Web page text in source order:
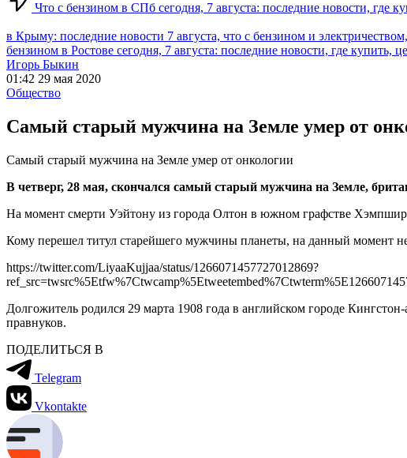
Что с бензином в СПб сегодня, 7 августа: последние новости, где
в Крыму: последние новости 7 августа, что с бензином и
бензином в Ростове сегодня, 7 августа: последние новости, где купить,
Игорь Быкин
01:42 29 мая 2020
Общество
Самый старый мужчина на Земле умер от
Самый старый мужчина на Земле умер от онкологии
В четверг, 28 мая, скончался самый старый мужчина на Земле,
На момент смерти Уэйтону из города Олтон в южном графстве
Кому перешел титул старейшего мужчины планеты, на данный момент не
https://twitter.com/LiyaaKujjaa/status/1266071457727012869?
Долгожитель родился 29 марта 1908 года в английском городе
правнуков.
ПОДЕЛИТЬСЯ В
Telegram
Vkontakte